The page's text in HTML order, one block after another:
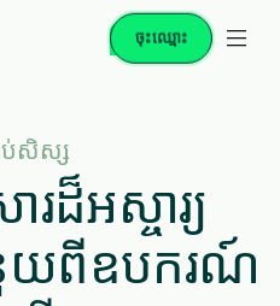
ចុះឈ្មោះ
ប់សិស្ស
ដ៏អស្ចារ្យ
យពីឧបករណ៍